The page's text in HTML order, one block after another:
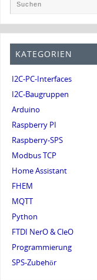
KATEGORIEN
I2C-PC-Interfaces
I2C-Baugruppen
Arduino
Raspberry PI
Raspberry-SPS
Modbus TCP
Home Assistant
FHEM
MQTT
Python
FTDI NerO & CleO
Programmierung
SPS-Zubehör